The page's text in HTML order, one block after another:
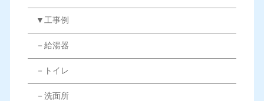
▼工事例
－給湯器
－トイレ
－洗面所